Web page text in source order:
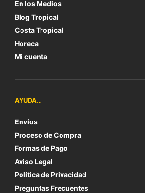
En los Medios
Blog Tropical
Costa Tropical
Horeca
Mi cuenta
AYUDA…
Envíos
Proceso de Compra
Formas de Pago
Aviso Legal
Política de Privacidad
Preguntas Frecuentes